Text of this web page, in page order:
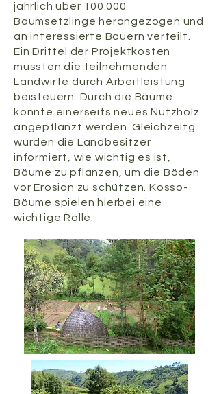
jährlich über 100.000
Baumsetzlinge herangezogen und
an interessierte Bauern verteilt.
Ein Drittel der Projektkosten
mussten die teilnehmenden
Landwirte durch Arbeitleistung
beisteuern. Durch die Bäume
konnte einerseits neues Nutzholz
angepflanzt werden. Gleichzeitg
wurden die Landbesitzer
informiert, wie wichtig es ist,
Bäume zu pflanzen, um die Böden
vor Erosion zu schützen. Kosso-
Bäume spielen hierbei eine
wichtige Rolle.